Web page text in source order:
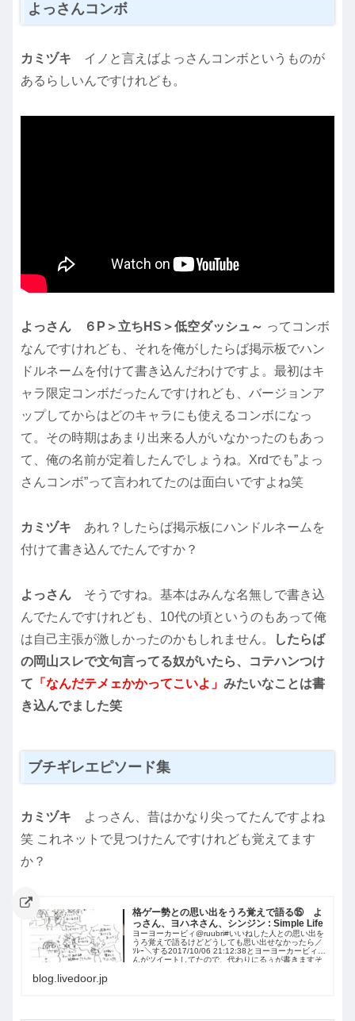
よっさんコンボ
カミヅキ イノと言えばよっさんコンボというものが
あるらしいんですけれども。
よっさん ６P＞立ちHS＞低空ダッシュ～ ってコンボ
なんですけれども、それを俺がしたらば掲示板でハン
ドルネームを付けて書き込んだわけですよ。最初はキ
ャラ限定コンボだったんですけれども、バージョンア
ップしてからはどのキャラにも使えるコンボになっ
て。その時期はあまり出来る人がいなかったのもあっ
て、俺の名前が定着したんでしょうね。Xrdでも”よっ
さんコンボ”って言われてたのは面白いですよね笑
カミヅキ あれ？したらば掲示板にハンドルネームを
付けて書き込んでたんですか？
よっさん そうですね。基本はみんな名無しで書き込
んでたんですけれども、10代の頃というのもあって俺
は自己主張が激しかったのかもしれません。
したらば
の岡山スレで文句言ってる奴がいたら、コテハンつけ
て 「なんだテメェかかってこいよ」 みたいなことは書
き込んでました笑
ブチギレエピソード集
カミヅキ よっさん、昔はかなり尖ってたんですよね
笑 これネットで見つけたんですけれども覚えてます
か？
格ゲー勢との思い出をうろ覚えで語る⑮ よ
っさん、ヨハネさん、シンジン : Simple Life
ヨーヨーカービィ@ruubri#いいねした人との思い出を
うろ覚えで語るけどどうしても思い出せなかったら／
ｿﾚｰ＼する2017/10/06 21:12:38とヨーヨーカービィさ
んがツイートしてたので、代わりにるぅが書きますそ
blog.livedoor.jp